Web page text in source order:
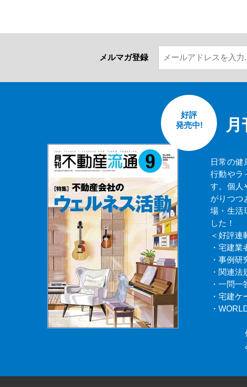
メルマガ登録
好評
発売中!
日常の
行動やラ
す。個人
がりつつ
場・生活
した！
＜好評連
・宅建
・事例
・関連法
・一問
・宅建
・